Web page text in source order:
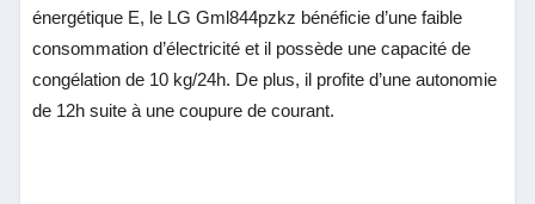
énergétique E, le LG Gml844pzkz bénéficie d’une faible
consommation d’électricité et il possède une capacité de
congélation de 10 kg/24h. De plus, il profite d’une autonomie
de 12h suite à une coupure de courant.